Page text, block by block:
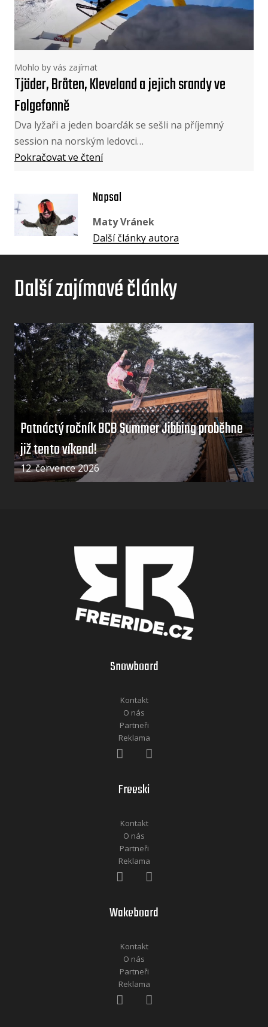
Mohlo by vás zajímat
Tjäder, Bråten, Kleveland a jejich srandy ve
Folgefonně
Dva lyžaři a jeden boarďák se sešli na příjemný
session na norským ledovci…
Pokračovat ve čtení
Napsal
Maty Vránek
Další články autora
Další zajímavé články
Patnáctý ročník BCB Summer Jibbing proběhne
již tento víkend!
12. července 2026
Snowboard
Kontakt
O nás
Partneři
Reklama
Freeski
Kontakt
O nás
Partneři
Reklama
Wakeboard
Kontakt
O nás
Partneři
Reklama